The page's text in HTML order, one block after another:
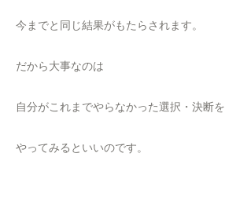
今までと同じ結果がもたらされます。
だから大事なのは
自分がこれまでやらなかった選択・決断を
やってみるといいのです。